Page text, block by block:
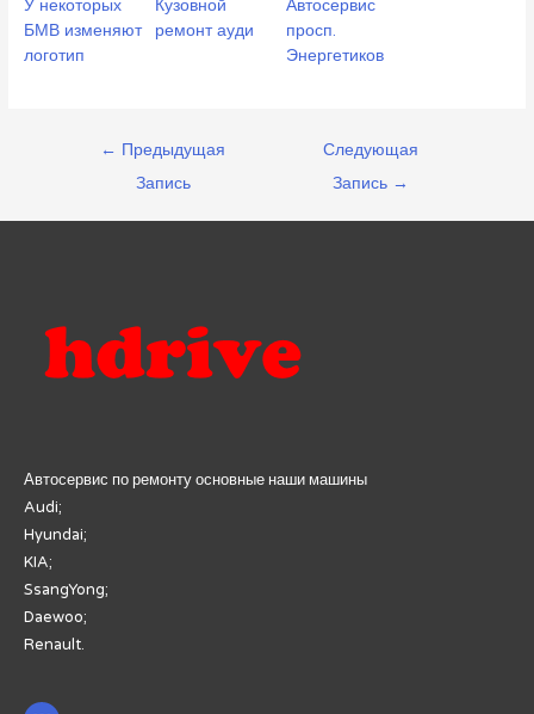
У некоторых
БМВ изменяют
логотип
Кузовной
ремонт ауди
Автосервис
просп.
Энергетиков
Навигация
записям
← Предыдущая
Запись
Следующая
Запись →
Автосервис по ремонту основные наши машины
Audi;
Hyundai;
KIA;
SsangYong;
Daewoo;
Renault.